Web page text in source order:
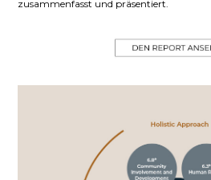
zusammenfasst und präsentiert.